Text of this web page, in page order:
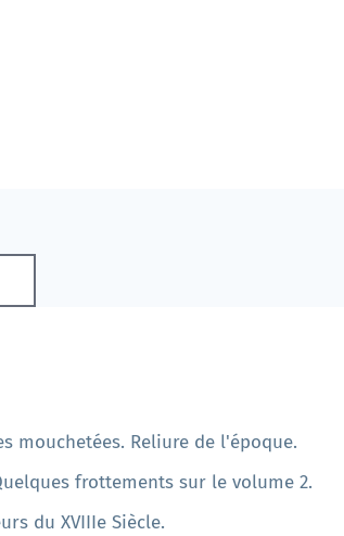
mouchetées. Reliure de l'époque.
frottements sur le volume 2.
du XVIIIe Siècle.